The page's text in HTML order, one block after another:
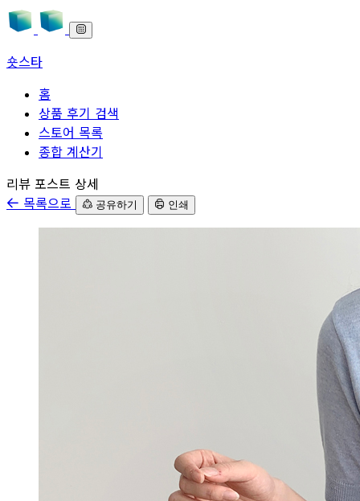
숏스타
홈
상품 후기 검색
스토어 목록
종합 계산기
본문으로 바로가기
리뷰 포스트 상세
목록으로
공유하기 인쇄